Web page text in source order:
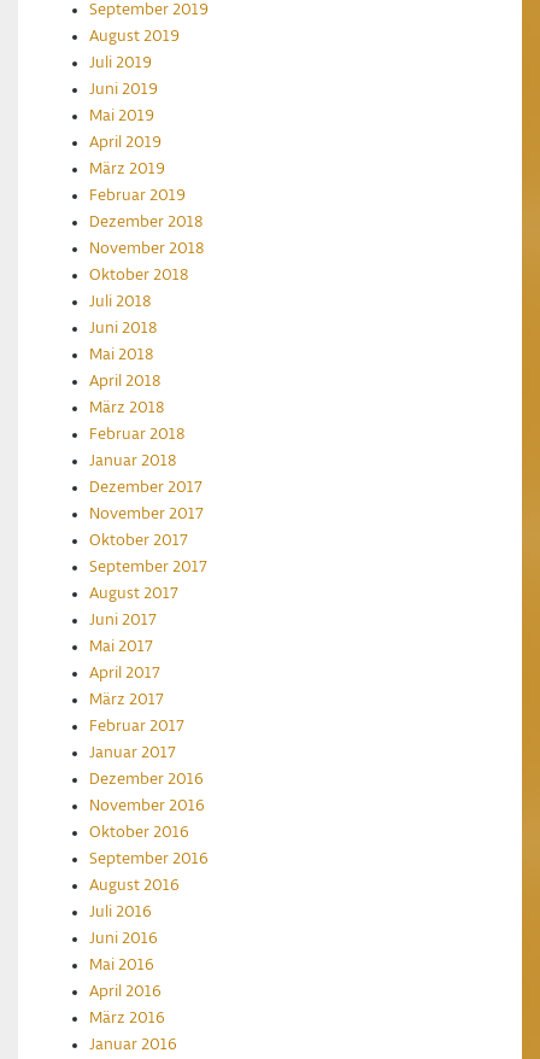
September 2019
August 2019
Juli 2019
Juni 2019
Mai 2019
April 2019
März 2019
Februar 2019
Dezember 2018
November 2018
Oktober 2018
Juli 2018
Juni 2018
Mai 2018
April 2018
März 2018
Februar 2018
Januar 2018
Dezember 2017
November 2017
Oktober 2017
September 2017
August 2017
Juni 2017
Mai 2017
April 2017
März 2017
Februar 2017
Januar 2017
Dezember 2016
November 2016
Oktober 2016
September 2016
August 2016
Juli 2016
Juni 2016
Mai 2016
April 2016
März 2016
Januar 2016